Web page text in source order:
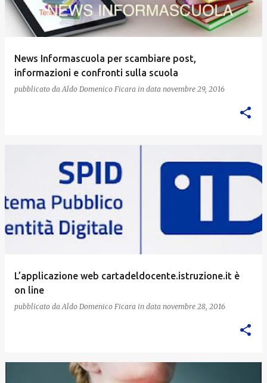
News Informascuola per scambiare post,
informazioni e confronti sulla scuola
pubblicato da Aldo Domenico Ficara in data novembre 29, 2016
L’applicazione web cartadeldocente.istruzione.it è
on line
pubblicato da Aldo Domenico Ficara in data novembre 28, 2016